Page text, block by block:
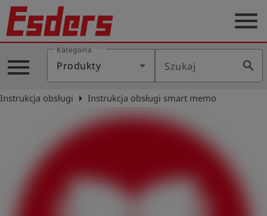
O
Kontakt
menu
menu
Kategoria
Produkty Szukaj search
Instrukcja obsługi arrow_right Instrukcja obsługi smart memo